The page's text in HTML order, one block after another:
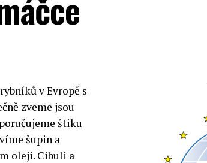
v Evropě s
zveme jsou
štiku
šupin a
oleji. Cibuli a